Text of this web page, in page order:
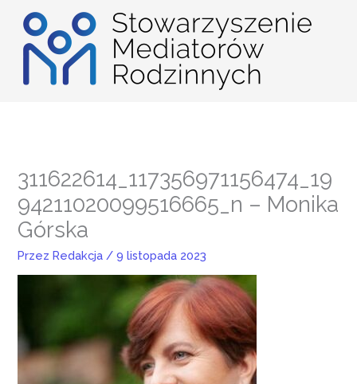
Przejdź
treści
311622614_117356971156474_19
94211020099516665_n – Monika
Górska
PrzezRedakcja /9 listopada 2023